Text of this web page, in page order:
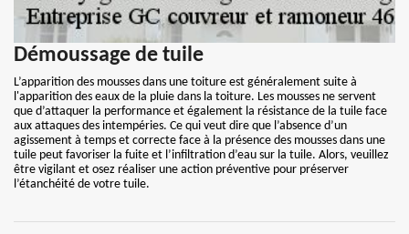
Démoussage de tuile
L’apparition des mousses dans une toiture est généralement suite à
l'apparition des eaux de la pluie dans la toiture. Les mousses ne servent
que d’attaquer la performance et également la résistance de la tuile face
aux attaques des intempéries. Ce qui veut dire que l’absence d’un
agissement à temps et correcte face à la présence des mousses dans une
tuile peut favoriser la fuite et l’infiltration d’eau sur la tuile. Alors, veuillez
être vigilant et osez réaliser une action préventive pour préserver
l’étanchéité de votre tuile.